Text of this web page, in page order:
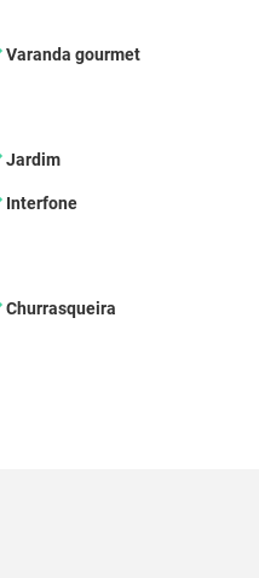
Varanda gourmet
Jardim
Interfone
Churrasqueira